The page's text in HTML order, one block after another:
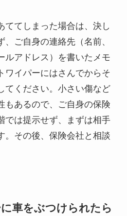
ててしまった場合は、決し
ご自身の連絡先（名前、
ルアドレス）を書いたメモ
ワイパーにはさんでからそ
てください。小さい傷など
もあるので、ご自身の保険
では提示せず、まずは相手
。その後、保険会社と相談
車をぶつけられたら